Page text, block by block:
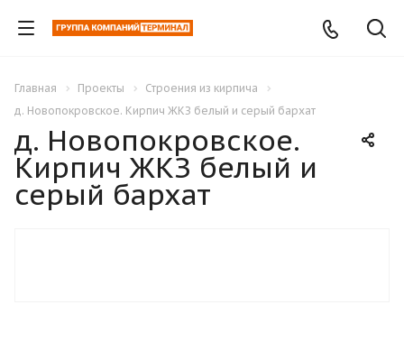
Главная Проекты
Строения из кирпича
д. Новопокровское. Кирпич ЖКЗ белый и серый бархат
д. Новопокровское.
Кирпич ЖКЗ белый и
серый бархат